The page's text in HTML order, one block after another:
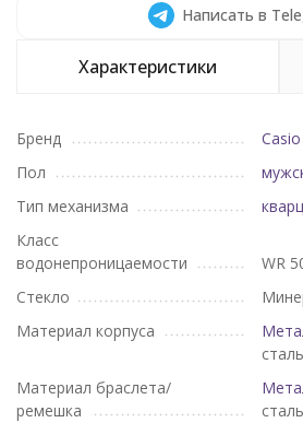
Написать в
Характеристики
Бренд
Casio
Пол
Тип механизма
Класс
водонепроницаемости
WR
Стекло
Материал корпуса
сталь
Материал браслета/
ремешка
сталь